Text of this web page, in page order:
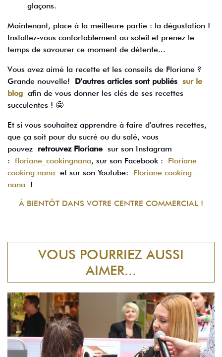
glaçons.
Maintenant, place à la meilleure partie : la dégustation !
Installez-vous confortablement au soleil et prenez le
temps de savourer ce moment de détente...
Vous avez aimé la recette et les conseils de Floriane ?
Grande nouvelle! D'autres articles sont publiés sur le
blog afin de vous donner les clés de ses recettes
succulentes ! 🤩
Et si vous souhaitez apprendre à faire d'autres recettes,
que ça soit pour du sucré ou du salé, vous
pouvez retrouvez Floriane sur son Instagram
: floriane_cookingnana, sur son Facebook : Floriane
cooking nana et sur son Youtube: Floriane cooking
nana !
À BIENTÔT DANS VOTRE CENTRE COMMERCIAL !
VOUS POURRIEZ AUSSI
AIMER...